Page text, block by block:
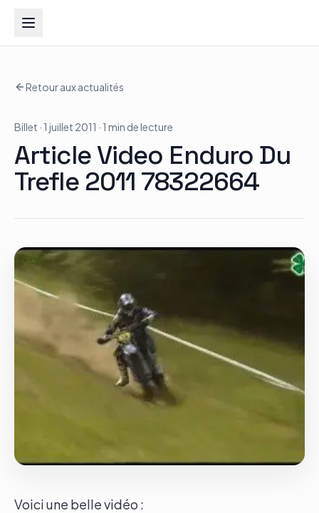
Accueil
RZR
ATV
RGR
Tous les modèles
Actualités
Le groupe
Retour aux actualités
Billet · 1 juillet 2011 · 1 min de lecture
Article Video Enduro Du
Trefle 2011 78322664
Voici une belle vidéo :